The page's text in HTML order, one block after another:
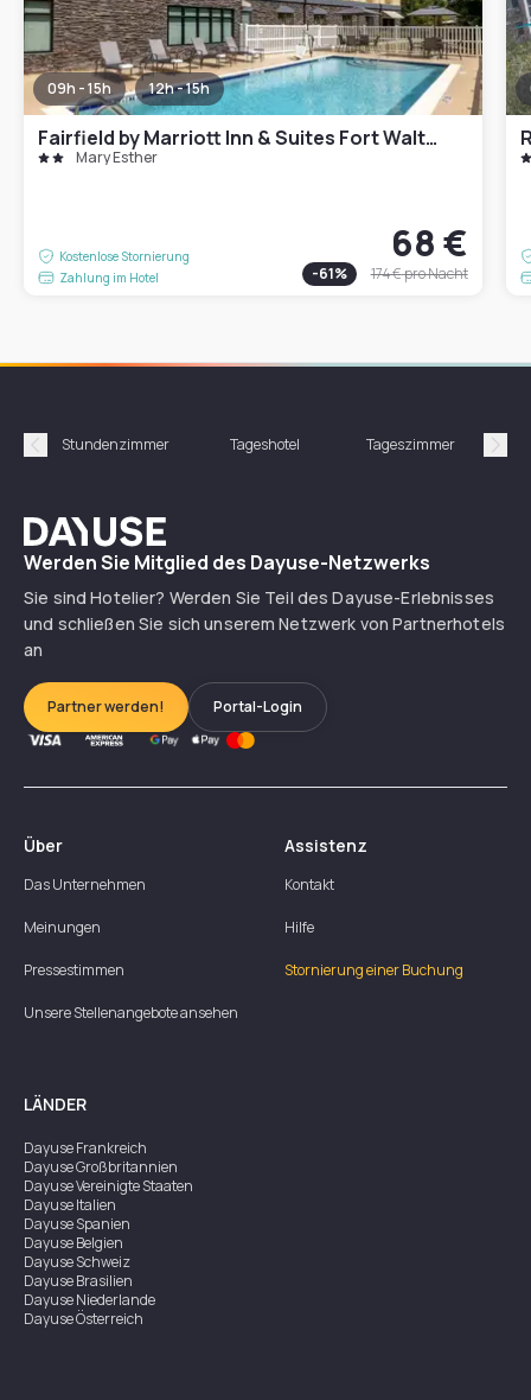
09h - 15h 12h - 15h
Fairfield by Marriott Inn & Suites Fort Walton Beach Hurlburt Area
Mary Esther
Kostenlose Stornierung
Zahlung im Hotel
68 €
-61% 174 €pro Nacht
Précédent
Stundenzimmer Tageshotel Tageszimmer
Dayuse
Werden Sie Mitglied des Dayuse-Netzwerks
Sie sind Hotelier? Werden Sie Teil des Dayuse-Erlebnisses
und schließen Sie sich unserem Netzwerk von Partnerhotels
an
Partner werden! Portal-Login
Über
Das Unternehmen
Meinungen
Pressestimmen
Unsere Stellenangebote ansehen
Assistenz
Kontakt
Hilfe
Stornierung einer Buchung
LÄNDER
DayuseFrankreich
DayuseGroßbritannien
DayuseVereinigte Staaten
DayuseItalien
DayuseSpanien
DayuseBelgien
DayuseSchweiz
DayuseBrasilien
DayuseNiederlande
DayuseÖsterreich